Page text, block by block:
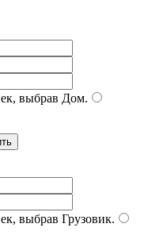
выбрав Дом.
выбрав Грузовик.